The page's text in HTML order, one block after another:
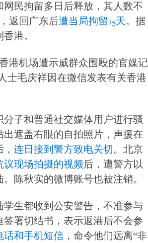
民拘留多日后释放，其人数不
返回广东后遭当局拘留15天。据
港。
港机场遭示威群众围殴的官媒记
士毛庆祥因在微信发表有关香港
子和普通社交媒体用户进行骚
遮盖右眼的自拍照片，声援在
连日接到警方致电关切。北京
现场拍摄的视频后，遭警方以
陈秋实的微博账号也被注销。
生都收到公安警告，不准参与
署切结书，表示返港后不会参
话和手机短信 ，命令他们远离“非